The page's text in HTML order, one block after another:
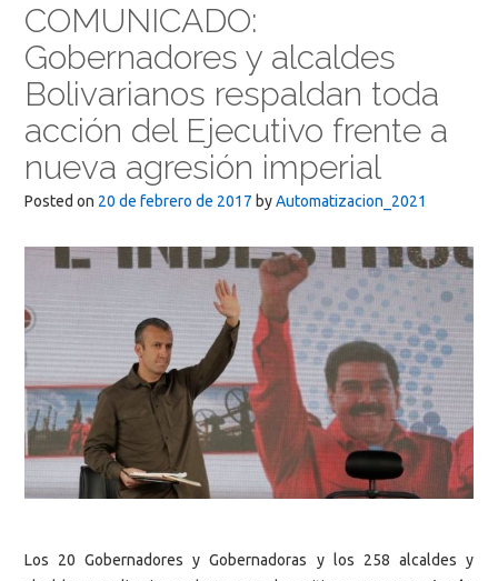
COMUNICADO:
Gobernadores y alcaldes
Bolivarianos respaldan toda
acción del Ejecutivo frente a
nueva agresión imperial
Posted on 20 de febrero de 2017 byAutomatizacion_2021
Los 20 Gobernadores y Gobernadoras y los 258 alcaldes y